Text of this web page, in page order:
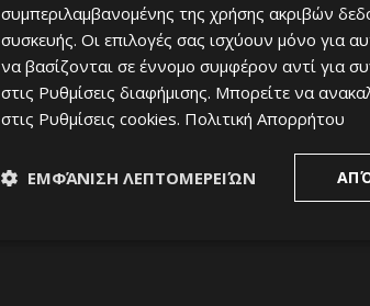
συμπεριλαμβανομένης της χρήσης ακριβών
συσκευής. Οι επιλογές σας ισχύουν μόνο για
να βασίζονται σε έννομο συμφέρον αντί για
στις Ρυθμίσεις διαφήμισης. Μπορείτε να
στις Ρυθμίσεις cookies. Πολιτική Απορρήτου
ΕΜΦΆΝΙΣΗ ΛΕΠΤΟΜΕΡΕΙΏΝ